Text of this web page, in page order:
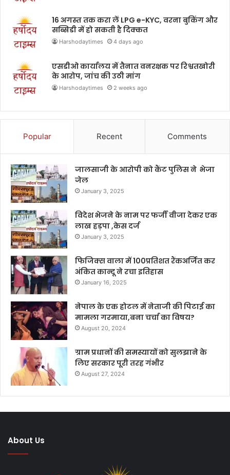
16 अगस्त तक करा लें LPG e-KYC, वरना बुकिंग और
सब्सिडी में हो सकती है दिक्कत
Harshodaytimes 4 days ago
एसडीओ कार्यालय में तैनात वनरक्षक पर रिश्वतखोरी
के आरोप, जांच की उठी मांग
Harshodaytimes 2 weeks ago
Popular Recent Comments
जालसाजी के आरोपी को कैंट पुलिस ने भेजा
जेल
January 3, 2025
विदेश भेजने के नाम पर फर्जी वीजा देकर एक
लाख हड़पा ,केस दर्ज
January 3, 2025
फिजिक्स वाला में 100प्रतिशत रैंकअर्जित कर
अंकित कान्दू ने रचा इतिहास
January 16, 2025
नेपाल के एक होटल में नेताजी की पिटाई का
मामला गरमाया,बना चर्चा का विषय?
August 20, 2024
ग्राम प्रधानों की समस्यायों को सुलझाने के
लिए सरकार पूरी तरह गंभीर
August 27, 2024
About Us